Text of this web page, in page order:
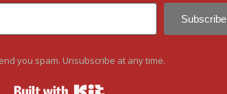
Subscribe
you spam. Unsubscribe at any time.